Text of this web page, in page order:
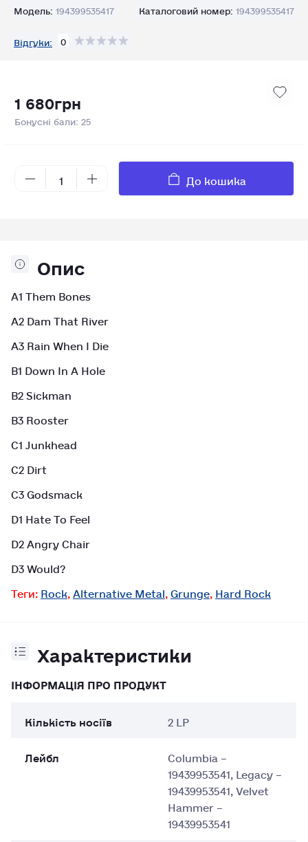
Модель: 194399535417 Каталоговий номер: 194399535417
Відгуки: 0
1 680грн
Бонусні бали: 25
До кошика
Опис
A1 Them Bones
A2 Dam That River
A3 Rain When I Die
B1 Down In A Hole
B2 Sickman
B3 Rooster
C1 Junkhead
C2 Dirt
C3 Godsmack
D1 Hate To Feel
D2 Angry Chair
D3 Would?
Теги:Rock Alternative Metal Grunge Hard Rock
Характеристики
ІНФОРМАЦІЯ ПРО ПРОДУКТ
Кількість носіїв
2 LP
Лейбл
Columbia –
19439953541, Legacy –
19439953541, Velvet
Hammer –
19439953541